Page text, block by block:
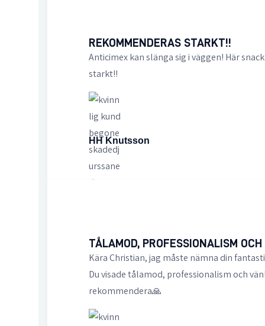
REKOMMENDERAS STARKT!!
Anticimex kan slänga sig i väggen! Här
starkt!!
HH Knutsson
TÅLAMOD, PROFESSIONALISM
Kära Christian, jag måste nämna din
Du visade tålamod, professionalism och
rekommendera🙏